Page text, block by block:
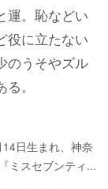
運。恥などい
役に立たない
のうそやズル
。
日生まれ、神奈
ミスセブンティ...